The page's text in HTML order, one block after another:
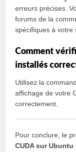
erreurs précises.
forums de la
spécifiques à votre
Comment
installés
Utilisez la
affichage de votre
correctement.
Pour conclure, le
CUDA sur Ubuntu